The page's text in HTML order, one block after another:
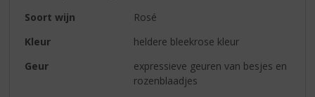
Soort wijn
Rosé
Kleur
heldere bleekrose kleur
Geur
expressieve geuren van besjes en
rozenblaadjes